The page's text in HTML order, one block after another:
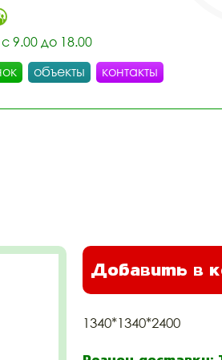
9.00 до 18.00
объекты контакты
Добавить в
1340*1340*2400